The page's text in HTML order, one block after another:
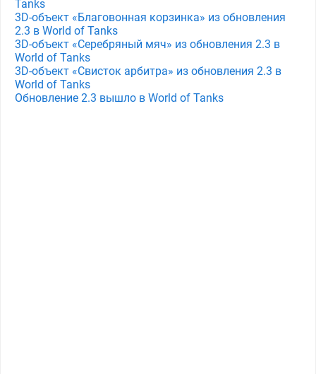
Tanks
3D-объект «Благовонная корзинка» из обновления
2.3 в World of Tanks
3D-объект «Серебряный мяч» из обновления 2.3 в
World of Tanks
3D-объект «Свисток арбитра» из обновления 2.3 в
World of Tanks
Обновление 2.3 вышло в World of Tanks